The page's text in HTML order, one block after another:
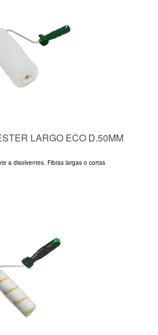
LARGO ECO D.50MM
a disolventes. Fibras largas o cortas